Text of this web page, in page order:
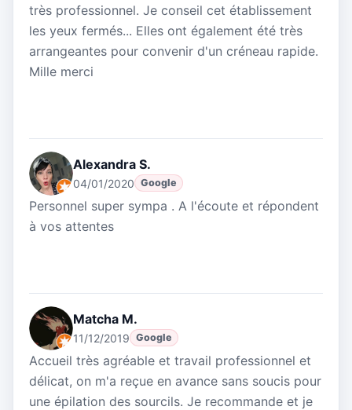
très professionnel. Je conseil cet établissement
les yeux fermés... Elles ont également été très
arrangeantes pour convenir d'un créneau rapide.
Mille merci
Alexandra S.
04/01/2020 Google
Personnel super sympa . A l'écoute et répondent
à vos attentes
Matcha M.
11/12/2019 Google
Accueil très agréable et travail professionnel et
délicat, on m'a reçue en avance sans soucis pour
une épilation des sourcils. Je recommande et je